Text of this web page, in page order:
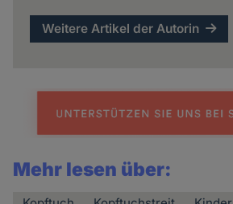
Weitere Artikel der Autorin
Mehr lesen über: